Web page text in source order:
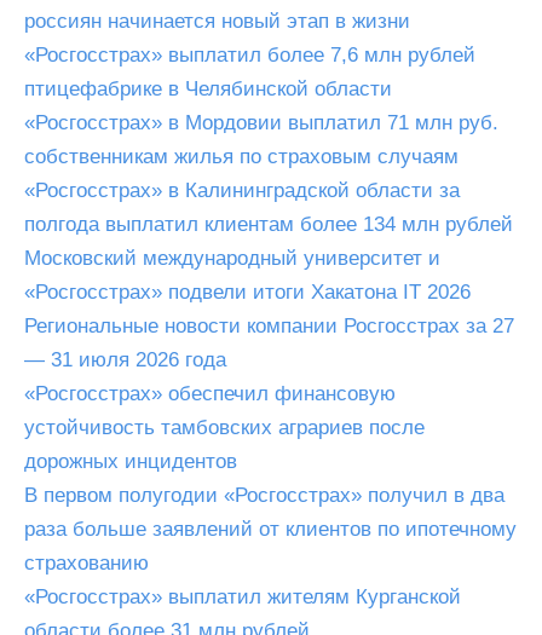
россиян начинается новый этап в жизни
«Росгосстрах» выплатил более 7,6 млн рублей
птицефабрике в Челябинской области
«Росгосстрах» в Мордовии выплатил 71 млн руб.
собственникам жилья по страховым случаям
«Росгосстрах» в Калининградской области за
полгода выплатил клиентам более 134 млн рублей
Московский международный университет и
«Росгосстрах» подвели итоги Хакатона IT 2026
Региональные новости компании Росгосстрах за 27
— 31 июля 2026 года
«Росгосстрах» обеспечил финансовую
устойчивость тамбовских аграриев после
дорожных инцидентов
В первом полугодии «Росгосстрах» получил в два
раза больше заявлений от клиентов по ипотечному
страхованию
«Росгосстрах» выплатил жителям Курганской